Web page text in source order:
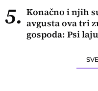
5. Konačno i njih
avgusta ova tri
gospoda: Psi